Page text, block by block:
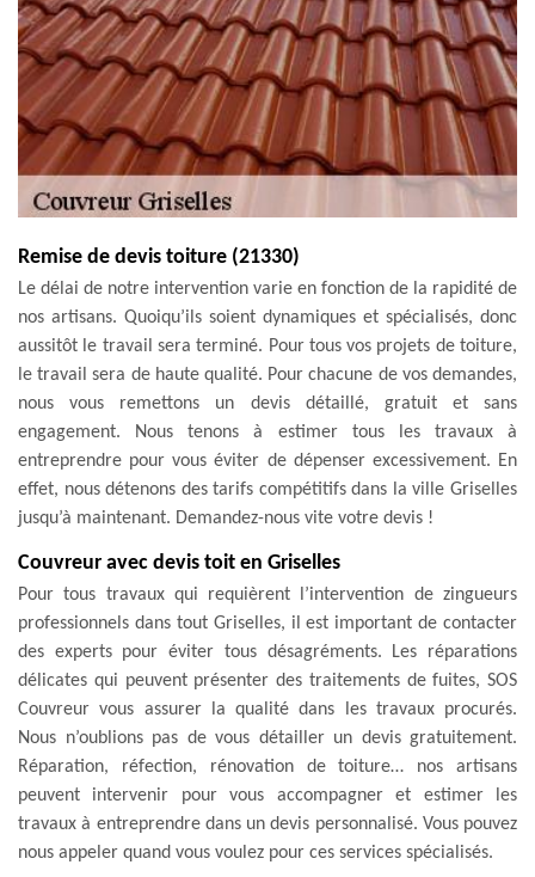
Remise de devis toiture (21330)
Le délai de notre intervention varie en fonction de la rapidité de
nos artisans. Quoiqu’ils soient dynamiques et spécialisés, donc
aussitôt le travail sera terminé. Pour tous vos projets de toiture,
le travail sera de haute qualité. Pour chacune de vos demandes,
nous vous remettons un devis détaillé, gratuit et sans
engagement. Nous tenons à estimer tous les travaux à
entreprendre pour vous éviter de dépenser excessivement. En
effet, nous détenons des tarifs compétitifs dans la ville Griselles
jusqu’à maintenant. Demandez-nous vite votre devis !
Couvreur avec devis toit en Griselles
Pour tous travaux qui requièrent l’intervention de zingueurs
professionnels dans tout Griselles, il est important de contacter
des experts pour éviter tous désagréments. Les réparations
délicates qui peuvent présenter des traitements de fuites, SOS
Couvreur vous assurer la qualité dans les travaux procurés.
Nous n’oublions pas de vous détailler un devis gratuitement.
Réparation, réfection, rénovation de toiture… nos artisans
peuvent intervenir pour vous accompagner et estimer les
travaux à entreprendre dans un devis personnalisé. Vous pouvez
nous appeler quand vous voulez pour ces services spécialisés.